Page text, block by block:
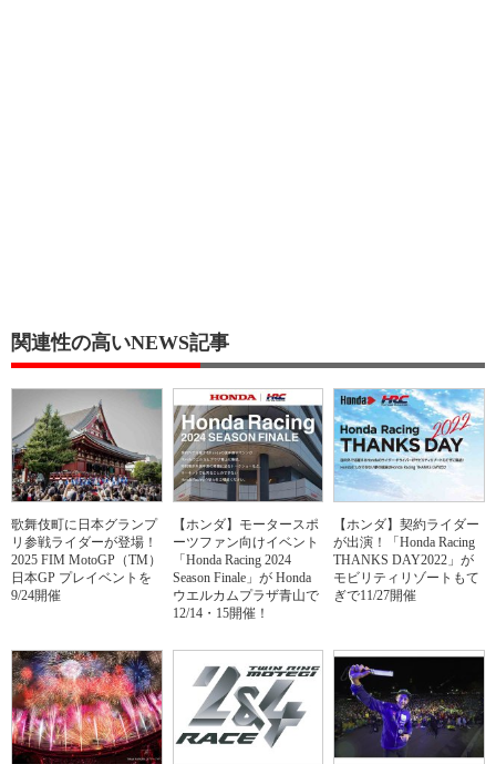
関連性の高いNEWS記事
歌舞伎町に日本グランプ
リ参戦ライダーが登場！
2025 FIM MotoGP（TM）
日本GP プレイベントを
9/24開催
【ホンダ】モータースポ
ーツファン向けイベント
「Honda Racing 2024
Season Finale」が Honda
ウエルカムプラザ青山で
12/14・15開催！
【ホンダ】契約ライダー
が出演！「Honda Racing
THANKS DAY2022」が
モビリティリゾートもて
ぎで11/27開催